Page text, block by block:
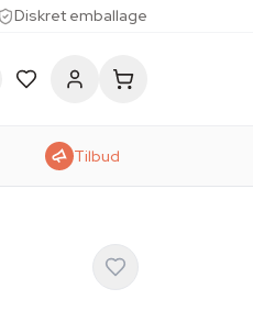
Diskret emballage
Tilbud